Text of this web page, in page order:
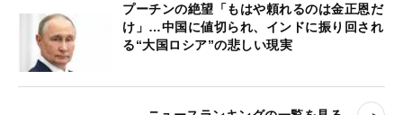
プーチンの絶望「もはや頼れるのは金正恩だ
け」…中国に値切られ、インドに振り回され
る“大国ロシア”の悲しい現実